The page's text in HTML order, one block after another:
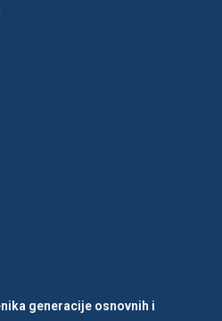
generacije osnovnih i